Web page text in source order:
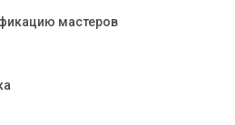
указанному адресу в Киеве или
оборудования и программного
мастеров